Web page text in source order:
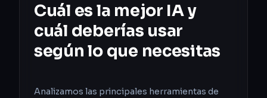
Cuál es la mejor IA y
cuál deberías usar
según lo que necesitas
Analizamos las principales herramientas de